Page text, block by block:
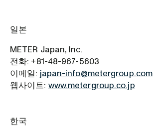
일본
METER Japan, Inc.
전화: +81-48-967-5603
이메일: japan-info@metergroup.com
웹사이트: www.metergroup.co.jp
한국